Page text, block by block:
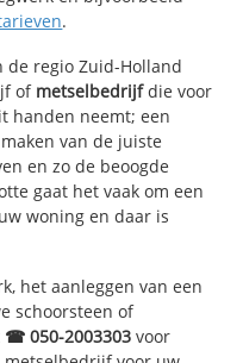
.
regio Zuid-Holland
of metselbedrijfdie voor
handen neemt; een
van de juiste
en zo de beoogde
gaat het vaak om een
woning en daar is
het aanleggen van een
schoorsteen of
☎ 050-2003303 voor